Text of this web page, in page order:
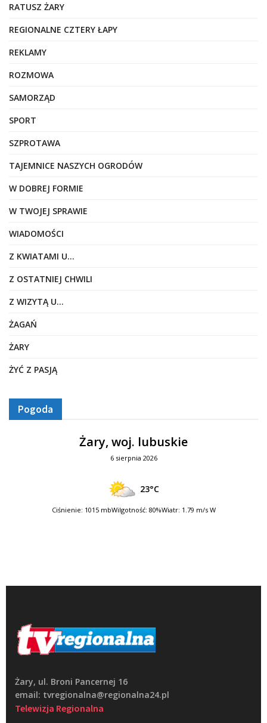
RATUSZ ŻARY
REGIONALNE CZTERY ŁAPY
REKLAMY
ROZMOWA
SAMORZĄD
SPORT
SZPROTAWA
TAJEMNICE NASZYCH OGRODÓW
W DOBREJ FORMIE
W TWOJEJ SPRAWIE
WIADOMOŚCI
Z KWIATAMI U…
Z OSTATNIEJ CHWILI
Z WIZYTĄ U…
ŻAGAŃ
ŻARY
ŻYĆ Z PASJĄ
Pogoda
Żary, woj. lubuskie
6 sierpnia 2026
23°C
Ciśnienie: 1015 mbWilgotność: 80%Wiatr: 1.79 m/s W
Żary, ul. Broni Pancernej 16
email: tvregionalna@regionalna24.pl
Telewizja Regionalna